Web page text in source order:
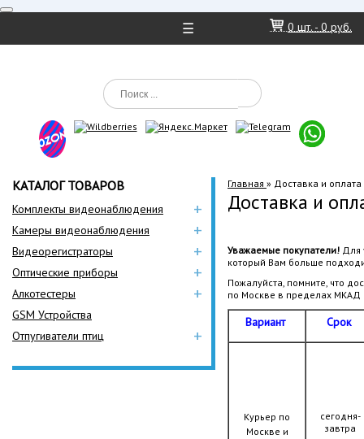
☰ 0 шт. - 0 руб.
КАТАЛОГ ТОВАРОВ
Комплекты видеонаблюдения +
Камеры видеонаблюдения +
Видеорегистраторы +
Оптические приборы +
Алкотестеры +
GSM Устройства
Отпугиватели птиц
+
Главная » Доставка и оплата
Доставка и
Уважаемые покупатели! Для
который Вам больше
Пожалуйста, помните, что
по Москве в пределах
Вариант Срок
Курьер по
Москве и
сегодня-
завтра